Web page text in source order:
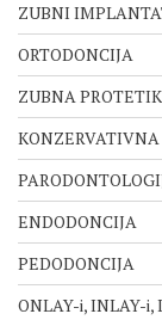
ZUBNI
ORTODONCIJA
ZUBNA
ENDODONCIJA
PEDODONCIJA
ONLAY-i, INLAY-i,